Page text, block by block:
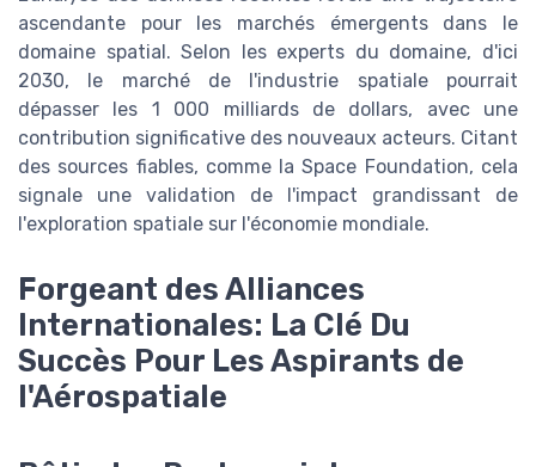
ascendante pour les marchés émergents dans le
domaine spatial. Selon les experts du domaine, d'ici
2030, le marché de l'industrie spatiale pourrait
dépasser les 1 000 milliards de dollars, avec une
contribution significative des nouveaux acteurs. Citant
des sources fiables, comme la Space Foundation, cela
signale une validation de l'impact grandissant de
l'exploration spatiale sur l'économie mondiale.
Forgeant des Alliances
Internationales: La Clé Du
Succès Pour Les Aspirants de
l'Aérospatiale